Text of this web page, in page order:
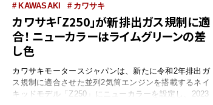
KAWASAKI
カワサキ
カワサキ「Z250」が新排出ガス規制に適
合！ ニューカラーはライムグリーンの差
し色
カワサキモータースジャパンは、新たに令和2年排出ガ
ス規制に適合させた並列2気筒エンジンを搭載するネイ
キッドモデル「Z250」にニューカラーを設定し、2023